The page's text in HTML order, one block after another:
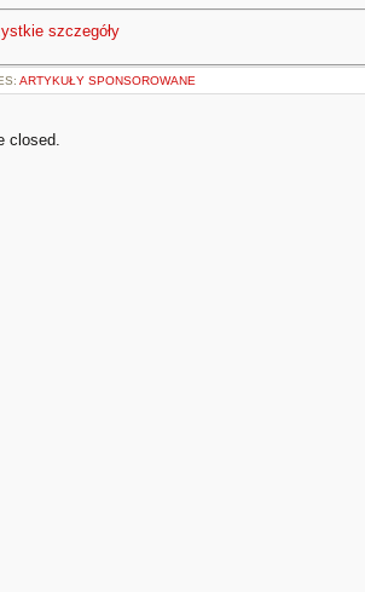
szczegóły
ARTYKUŁY SPONSOROWANE
closed.